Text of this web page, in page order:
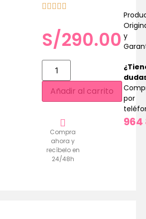
S/290.00
Añadir al carrito
Compra
ahora y
recíbelo en
24/48h
y
por
964